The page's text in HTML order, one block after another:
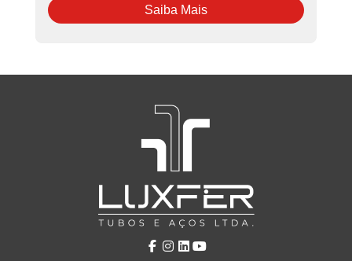
Saiba Mais